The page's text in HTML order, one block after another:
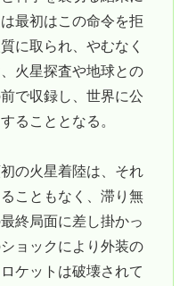
最初はこの命令を拒
に取られ、やむなく
火星探査や地球との
で収録し、世界に公
ることとなる。
の火星着陸は、それ
こともなく、滞り無
終局面に差し掛かっ
ョックにより外装の
ケットは破壊されて